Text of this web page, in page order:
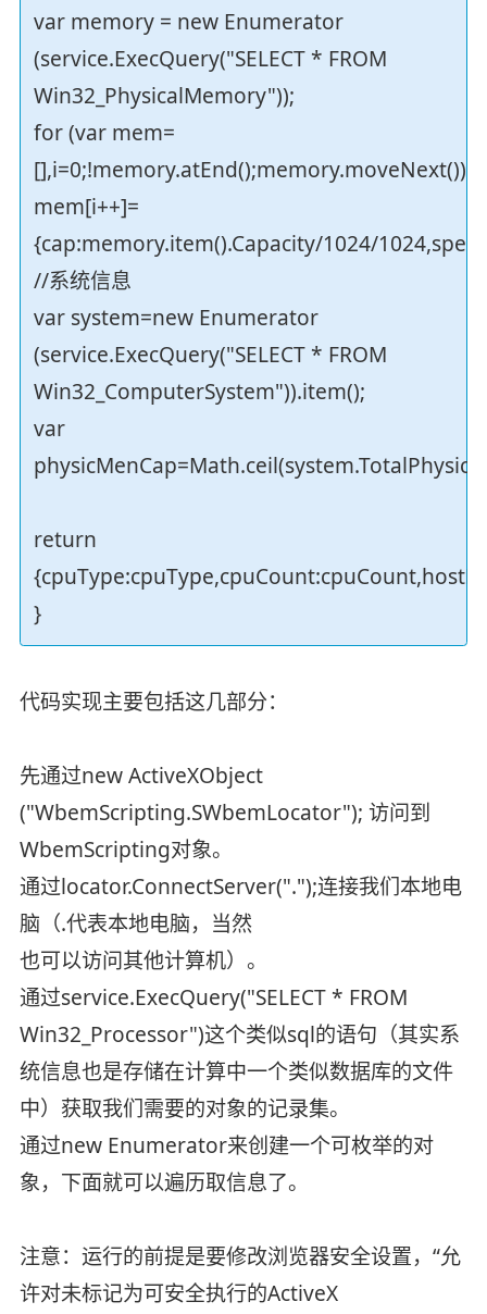
var memory = new Enumerator
(service.ExecQuery("SELECT * FROM
Win32_PhysicalMemory"));
for (var mem=
[],i=0;!memory.atEnd();memory.moveNext())
mem[i++]=
{cap:memory.item().Capacity/1024/
//系统信息
var system=new Enumerator
(service.ExecQuery("SELECT * FROM
Win32_ComputerSystem")).item();
var
return
}
代码实现主要包括这几部分：
先通过new ActiveXObject
("WbemScripting.SWbemLocator"); 访问到
WbemScripting对象。
通过locator.ConnectServer(".");连接我们本地电
脑（.代表本地电脑，当然
也可以访问其他计算机）。
通过service.ExecQuery("SELECT * FROM
Win32_Processor")这个类似sql的语句（其实系
统信息也是存储在计算中一个类似数据库的文件
中）获取我们需要的对象的记录集。
通过new Enumerator来创建一个可枚举的对
象，下面就可以遍历取信息了。
注意：运行的前提是要修改浏览器安全设置，“允
许对未标记为可安全执行的ActiveX